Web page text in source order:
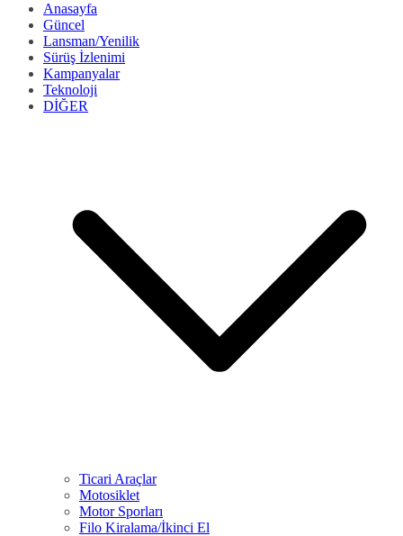
Anasayfa
Güncel
Lansman/Yenilik
Sürüş İzlenimi
Kampanyalar
Teknoloji
DİĞER
Ticari Araçlar
Motosiklet
Motor Sporları
Filo Kiralama/İkinci El